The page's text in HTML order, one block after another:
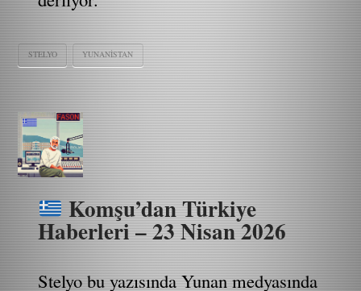
STELYO YUNANISTAN
Komşu’dan Türkiye
Haberleri – 23 Nisan 2026
Stelyo bu yazısında Yunan medyasında